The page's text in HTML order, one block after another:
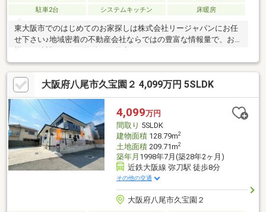
駐車2台
システムキッチン 床暖房
東大阪市でのはじめてのお家探しは株式会社リージャパンにお任
せ下さい♪地域密着の不動産会社ならではの豊富な情報量で、お客
イホーム購入は分からない事だらけだと思いますが、皆様の不安
を解消し素敵な新生活をサポートさせて頂きます！物件情報以外
にも、住宅ローンのこと、建築・リフォームのこと、税金のこ
と、購入のタイミング・流れ等々、不動産の分からない事、わず
らわしい事は全てリージャパンにお任せ下さい！お仕事終わりの
遅い時間や、水曜日（一般的な不動産屋の定休日）でも、事前に
ご予約頂けましたらご対応可能ですので、お気軽にお問い合わせ
下さい♪
大阪府八尾市久宝園２ 4,099万円 5SLDK
4,099万円
間取り 5SLDK
建物面積128.79m2
土地面積209.71m2
築年月 1998年7月(築28年2ヶ月)
近鉄大阪線 弥刀駅 徒歩8分
その他の交通
大阪府八尾市久宝園２